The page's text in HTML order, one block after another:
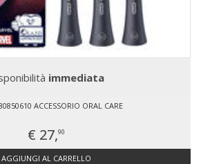
immediata
ACCESSORIO ORAL CARE
€ 27,90
AGGIUNGI AL CARRELLO